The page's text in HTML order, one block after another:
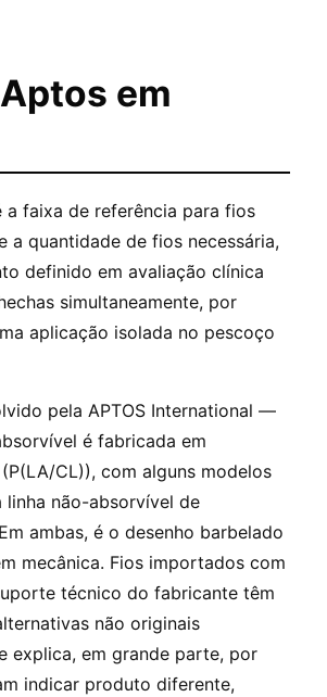
em
faixa de referência para fios
a quantidade de fios necessária,
definido em avaliação clínica
simultaneamente, por
aplicação isolada no pescoço
pela APTOS International —
é fabricada em
CL)), com alguns modelos
não-absorvível de
ambas, é o desenho barbelado
mecânica. Fios importados com
técnico do fabricante têm
não originais
explica, em grande parte, por
indicar produto diferente,